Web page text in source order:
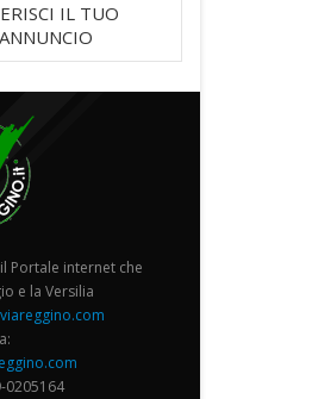
IL TUO
ANNUNCIO
Portale internet che
e la Versilia
0205164